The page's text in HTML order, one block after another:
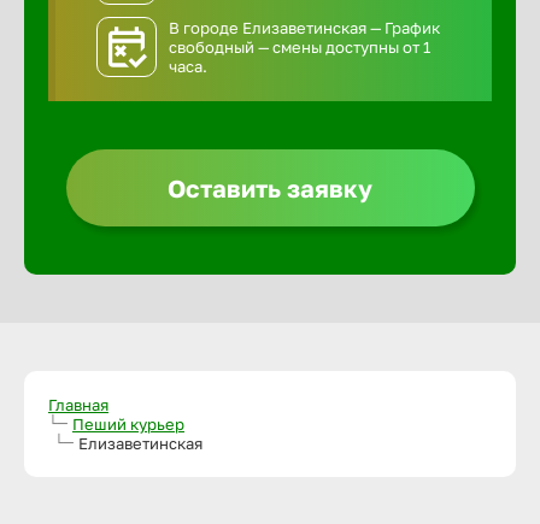
В городе Елизаветинская — График
свободный — смены доступны от 1
часа.
Оставить заявку
Главная
Пеший курьер
Елизаветинская